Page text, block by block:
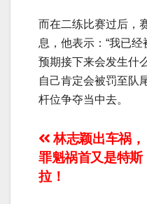
而在二练比赛过后，
息，他表示：“我已
预期接下来会发生什
自己肯定会被罚至队
杆位争夺当中去。
文
章
林志颖出车祸，
罪魁祸首又是特斯
拉！